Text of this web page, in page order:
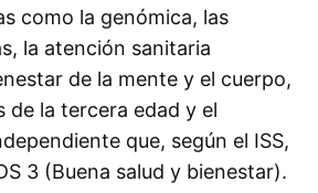
como la genómica, las
la atención sanitaria
de la mente y el cuerpo,
de la tercera edad y el
que, según el ISS,
3 (Buena salud y bienestar).